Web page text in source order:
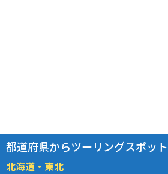
都道府県からツーリングスポッ
北海道・東北